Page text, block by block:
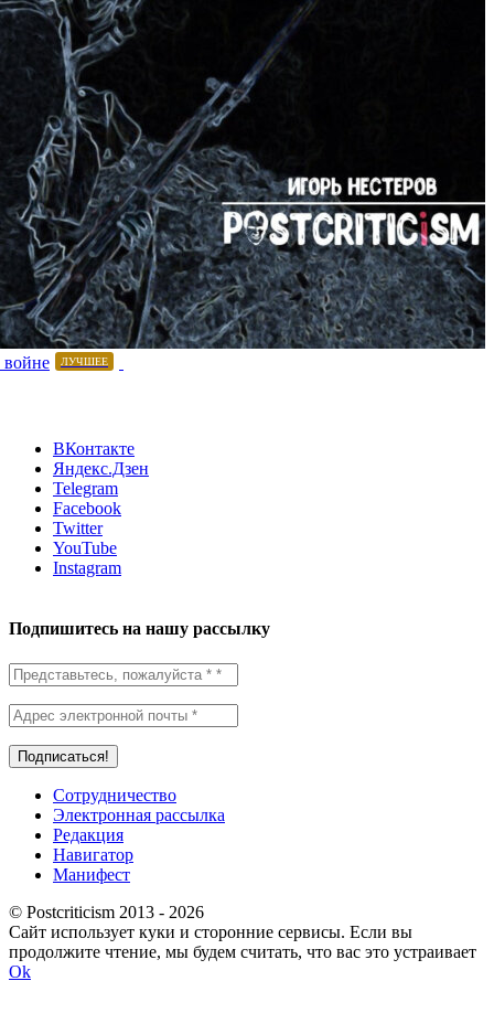
ЛУЧШЕЕ
ВКонтакте
Яндекс.Дзен
Telegram
Facebook
Twitter
YouTube
Instagram
Подпишитесь на нашу рассылку
Сотрудничество
Электронная рассылка
Редакция
Навигатор
Манифест
© Postcriticism 2013 - 2026
Сайт использует куки и сторонние сервисы. Если вы
продолжите чтение, мы будем считать, что вас это устраивает
Ok